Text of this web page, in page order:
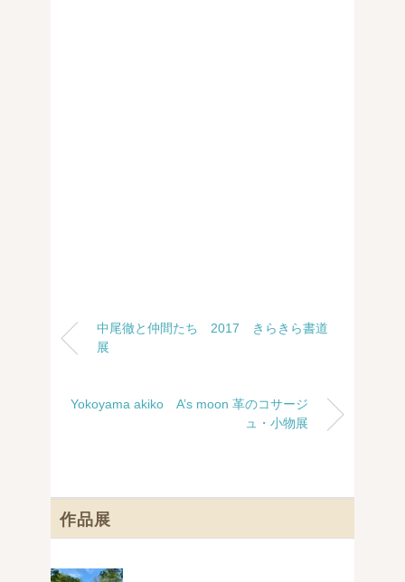
中尾徹と仲間たち 2017 きらきら書道
展
Yokoyama akiko A’s moon 革のコサージ
ュ・小物展
作品展